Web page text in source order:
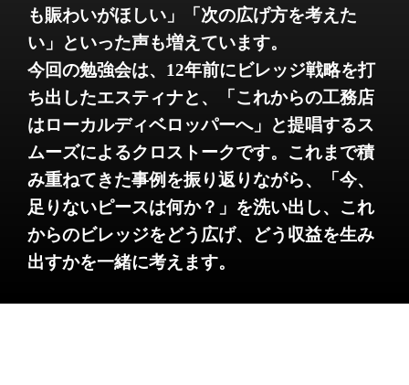
も賑わいがほしい」「次の広げ方を考えた
い」といった声も増えています。
今回の勉強会は、12年前にビレッジ戦略を打
ち出したエスティナと、「これからの工務店
はローカルディベロッパーへ」と提唱するス
ムーズによるクロストークです。これまで積
み重ねてきた事例を振り返りながら、「今、
足りないピースは何か？」を洗い出し、これ
からのビレッジをどう広げ、どう収益を生み
出すかを一緒に考えます。